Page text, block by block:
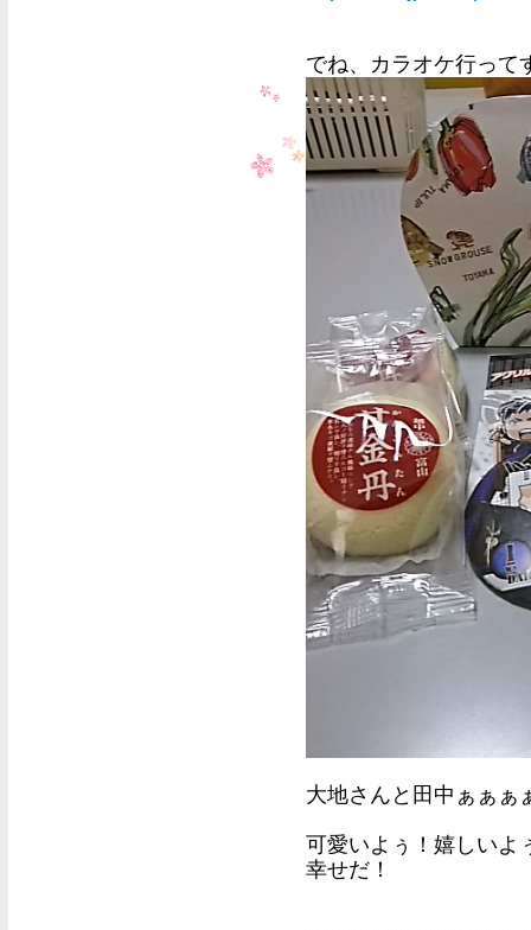
でね、カラオケ行って
大地さんと田中ぁぁぁ
可愛いよぅ！嬉しいよ
幸せだ！